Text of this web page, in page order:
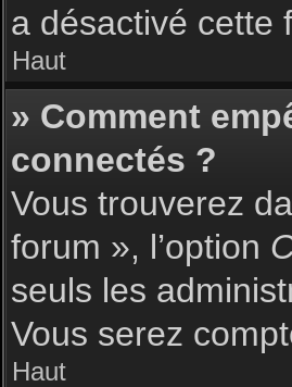
a désactivé cette
Haut
» Comment
connectés ?
Vous trouverez
forum », l’option
seuls les
Vous serez
Haut